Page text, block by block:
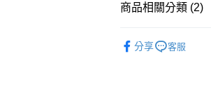
全家取貨付款
商品相關分類 (2)
分享 客服